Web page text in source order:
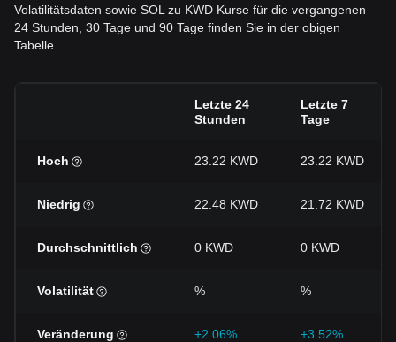
Volatilitätsdaten sowie SOL zu KWD Kurse für die vergangenen
24 Stunden, 30 Tage und 90 Tage finden Sie in der obigen
Tabelle.
Letzte 24
Stunden
Letzte 7
Tage
Hoch 23.22 KWD 23.22 KWD
Niedrig 22.48 KWD 21.72 KWD
Durchschnittlich 0 KWD 0 KWD
Volatilität % %
Veränderung +2.06% +3.52%